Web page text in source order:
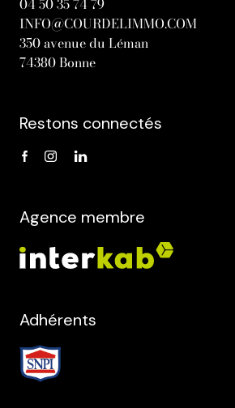
INFO@COURDELIMMO.COM
350 avenue du Léman
74380 Bonne
Restons connectés
Agence membre
Adhérents